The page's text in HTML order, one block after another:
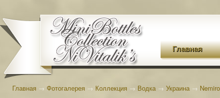
Главная
Главная → Фотогалерея → Коллекция → Водка→ Украина→